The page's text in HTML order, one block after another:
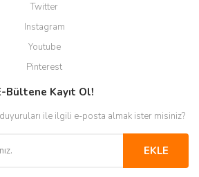
Twitter
Instagram
Youtube
Pinterest
Bültene Kayıt Ol!
ile ilgili e-posta almak ister misiniz?
EKLE